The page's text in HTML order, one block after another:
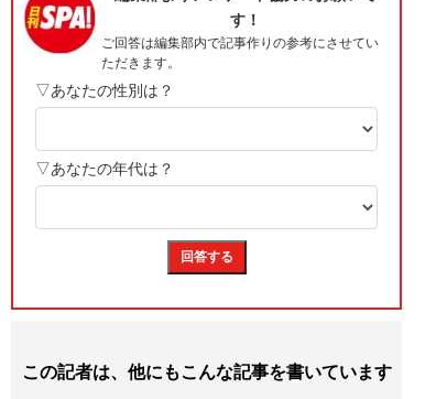
この記者は、他にもこんな記事を書いています